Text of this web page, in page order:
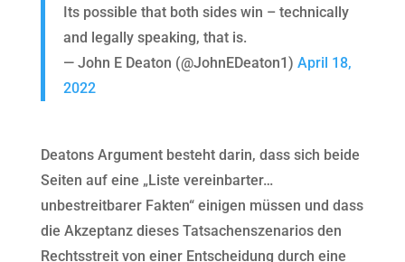
Its possible that both sides win – technically
and legally speaking, that is.
— John E Deaton (@JohnEDeaton1) April 18,
2022
Deatons Argument besteht darin, dass sich beide
Seiten auf eine „Liste vereinbarter…
unbestreitbarer Fakten“ einigen müssen und dass
die Akzeptanz dieses Tatsachenszenarios den
Rechtsstreit von einer Entscheidung durch eine